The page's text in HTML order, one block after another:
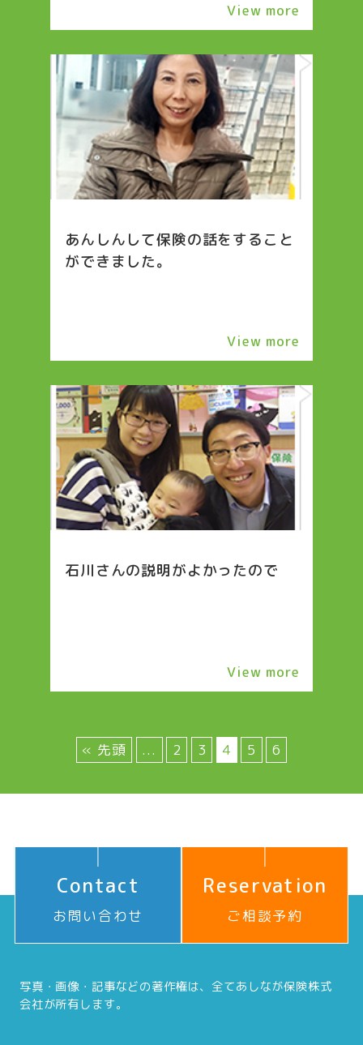
View more
あんしんして保険の話をすること
ができました。
View more
石川さんの説明がよかったので
View more
« 先頭 ... 2 3 4 5 6
Contact
お問い合わせ
Reservation
ご相談予約
写真・画像・記事などの著作権は、全てあしなが保険株式
会社が所有します。